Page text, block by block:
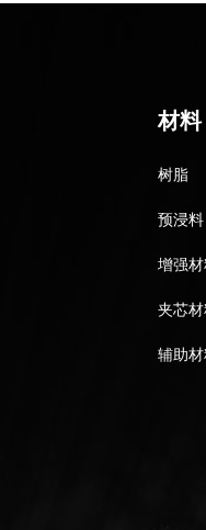
材料
树脂
预浸料
增强
夹芯
辅助